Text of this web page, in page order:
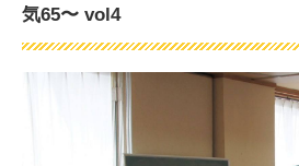
気65〜 vol4